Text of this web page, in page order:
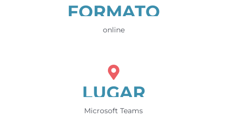
FORMATO
online
LUGAR
Microsoft Teams